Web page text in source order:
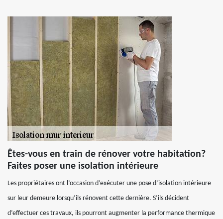
Êtes-vous en train de rénover votre habitation?
Faites poser une isolation intérieure
Les propriétaires ont l’occasion d’exécuter une pose d’isolation intérieure
sur leur demeure lorsqu’ils rénovent cette dernière. S’ils décident
d’effectuer ces travaux, ils pourront augmenter la performance thermique